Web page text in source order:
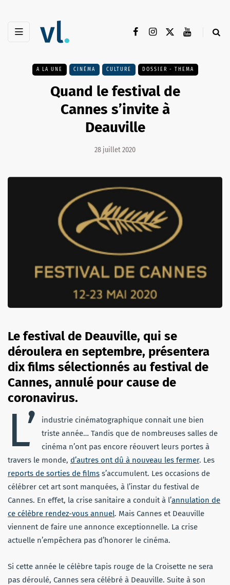
A LA UNE CINÉMA CULTURE DOSSIER - THEMA
Quand le festival de
Cannes s’invite à
Deauville
28 juillet 2020
Le festival de Deauville, qui se
déroulera en septembre, présentera
dix films sélectionnés au festival de
Cannes, annulé pour cause de
coronavirus.
L’
industrie cinématographique connait une bien
triste année… Tandis que de nombreuses salles de
cinéma n’ont pas encore réouvert leurs portes à
travers le monde, d’autres ont dû à nouveau les fermer. Les
reports de sorties de films s’accumulent. Les occasions de
célébrer cet art sont manquées, à l’instar du festival de
Cannes. En effet, la crise sanitaire a conduit à l’annulation de
ce célèbre rendez-vous annuel. Mais Cannes et Deauville
viennent de faire une annonce exceptionnelle. La crise
actuelle n’empêchera pas d’honorer le cinéma.
Si cette année le célèbre tapis rouge de la Croisette ne sera
pas déroulé, Cannes sera célébré à Deauville. Suite à son